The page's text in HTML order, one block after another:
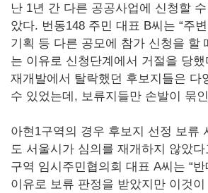
난 1년 간 다른 공공사업에 신청할
았다. 번동148 주민 대표 B씨는 “주
기획 등 다른 공모에 참가 신청을 할
는 이유로 신청단계에서 거절을 당했
재개발에서 탈락했던 후보지들은 다
수 있었는데, 보류지들만 손발이 묶
아현1구역의 경우 후보지 선정 보류
도 서울시가 심의를 재개하지 않았
구역 임시주민협의회 대표 A씨는 “
이유로 보류 판정을 받았지만 이것